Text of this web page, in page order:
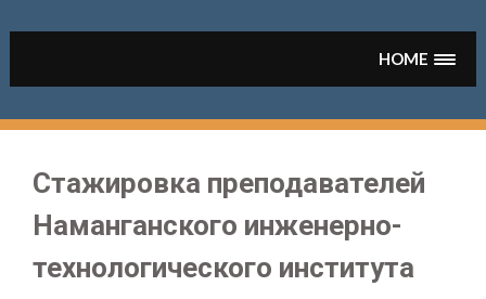
HOME
Стажировка преподавателей
Наманганского инженерно-
технологического института